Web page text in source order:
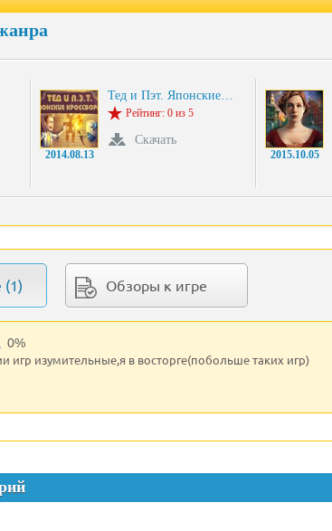
2014.08.13
Тед и Пэт. Японские…
Рейтинг: 0 из 5
Скачать
2015.10.05
(1) Обзоры к игре
0%
игр изумительные,я в восторге(побольше таких игр)